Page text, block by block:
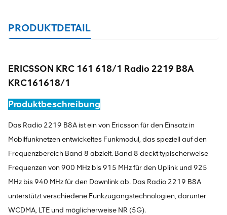
PRODUKTDETAIL
ERICSSON KRC 161 618/1 Radio 2219 B8A
KRC161618/1
Produktbeschreibung
Das Radio 2219 B8A ist ein von Ericsson für den Einsatz in
Mobilfunknetzen entwickeltes Funkmodul, das speziell auf den
Frequenzbereich Band 8 abzielt. Band 8 deckt typischerweise
Frequenzen von 900 MHz bis 915 MHz für den Uplink und 925
MHz bis 940 MHz für den Downlink ab. Das Radio 2219 B8A
unterstützt verschiedene Funkzugangstechnologien, darunter
WCDMA, LTE und möglicherweise NR (5G).